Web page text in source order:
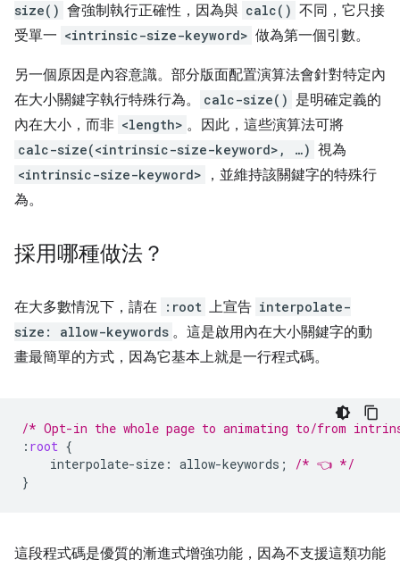
size() 會強制執行正確性，因為與 calc() 不同，它只接
受單一 <intrinsic-size-keyword> 做為第一個引數。
另一個原因是內容意識。部分版面配置演算法會針對特定內
在大小關鍵字執行特殊行為。
calc-size() 是明確定義的
內在大小，而非 <length> 。因此，這些演算法可將
calc-size(<intrinsic-size-keyword>, …) 視為
<intrinsic-size-keyword>
，並維持該關鍵字的特殊行
為。
採用哪種做法？
在大多數情況下，請在 :root 上宣告 interpolate-
size: allow-keywords 。這是啟用內在大小關鍵字的動
畫最簡單的方式，因為它基本上就是一行程式碼。
/* Opt-in the whole page to animating to/from
: root {
interpolate-size : allow-keywords ;
/* 👈 */
}
這段程式碼是優質的漸進式增強功能，因為不支援這類功能